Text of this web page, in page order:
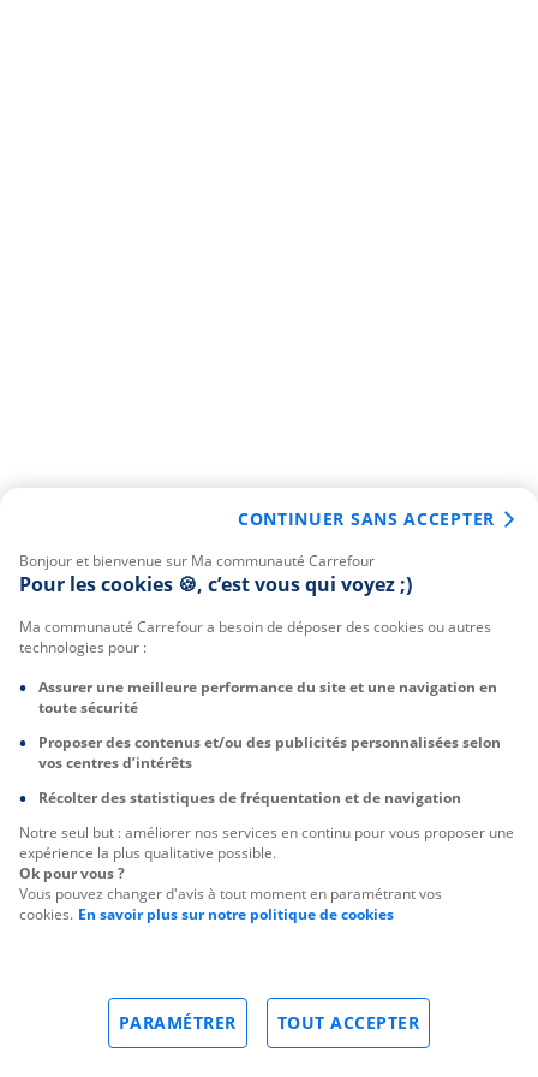
Bonjour et bienvenue sur Ma communauté Carrefour
Pour les cookies 🍪, c’est vous qui voyez ;)
Ma communauté Carrefour a besoin de déposer des cookies ou autres
technologies pour :
Assurer une meilleure performance du site et une navigation en
toute sécurité
Proposer des contenus et/ou des publicités personnalisées selon
vos centres d’intérêts
Récolter des statistiques de fréquentation et de navigation
Notre seul but : améliorer nos services en continu pour vous proposer une
expérience la plus qualitative possible.
Ok pour vous ?
Vous pouvez changer d'avis à tout moment en paramétrant vos
cookies. En savoir plus sur notre politique de cookies
TOUT ACCEPTER
PARAMÉTRER
CONTINUER SANS ACCEPTER